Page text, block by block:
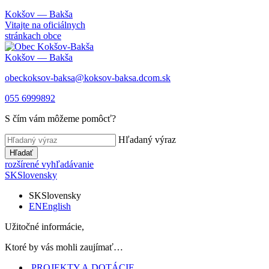
Kokšov — Bakša
Vitajte na oficiálnych
stránkach obce
Kokšov — Bakša
obeckoksov-baksa@koksov-baksa.dcom.sk
055 6999892
S čím vám môžeme pomôcť?
Hľadaný výraz
Hľadať
rozšírené vyhľadávanie
SKSlovensky
SKSlovensky
ENEnglish
Užitočné informácie,
Ktoré by vás mohli zaujímať…